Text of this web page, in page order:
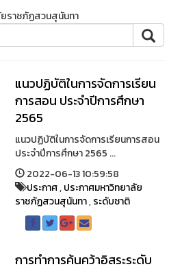
ราชภัฏสวนสุนันทา
แนวปฏิบัติในการจัดการเรียน
การสอน ประจำปีการศึกษา
2565
แนวปฏิบัติในการจัดการเรียนการสอน
ประจำปีการศึกษา 2565 ...
2022-06-13 10:59:58
ประกาศ,ประกาศมหาวิทยาลัย
ราชภัฏสวนสุนันทา,ระดับชาติ
การทำการค้นคว้าอิสระระดับ